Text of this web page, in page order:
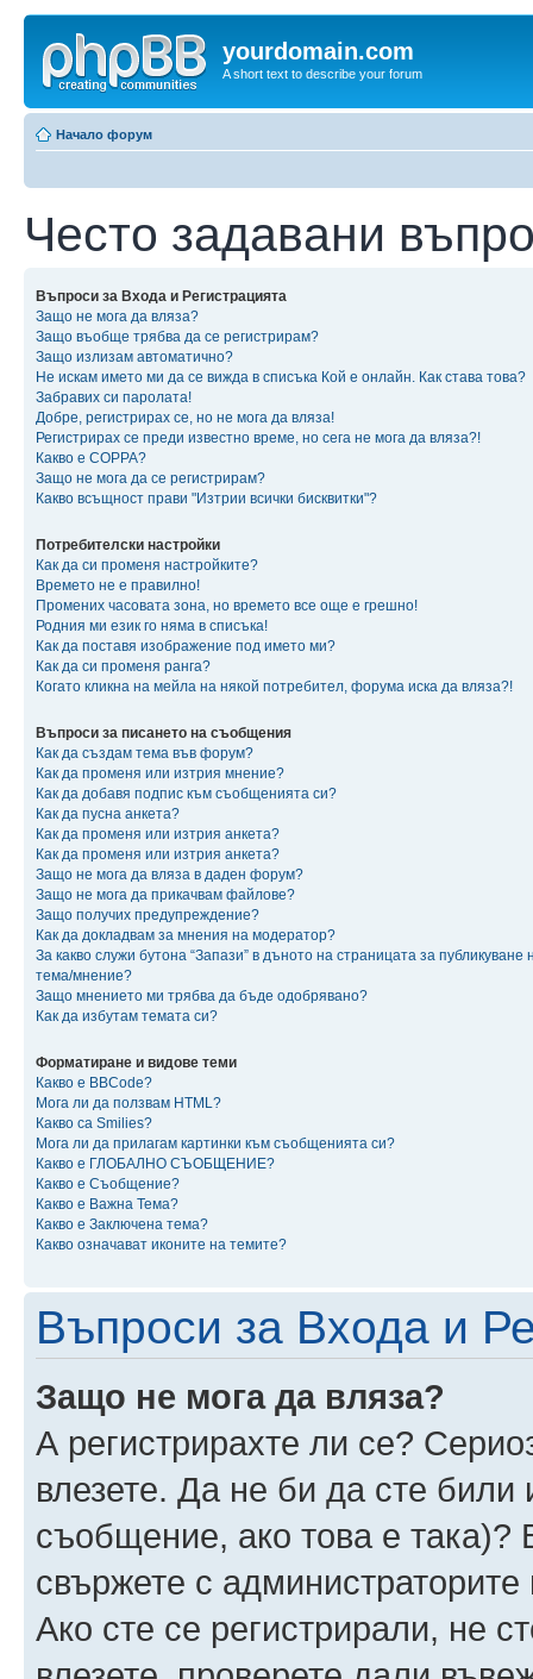
yourdomain.com
A short text to describe your forum
Начало форум
Често задавани
Въпроси за Входа и Регистрацията
Защо не мога да вляза?
Защо въобще трябва да се регистрирам?
Защо излизам автоматично?
Не искам името ми да се вижда в списъка Кой е онлайн. Как става това?
Забравих си паролата!
Добре, регистрирах се, но не мога да вляза!
Регистрирах се преди известно време, но сега не мога да вляза?!
Какво е COPPA?
Защо не мога да се регистрирам?
Какво всъщност прави "Изтрии всички бисквитки"?
Потребителски настройки
Как да си променя настройките?
Времето не е правилно!
Промених часовата зона, но времето все още е грешно!
Родния ми език го няма в списъка!
Как да поставя изображение под името ми?
Как да си променя ранга?
Когато кликна на мейла на някой потребител, форума иска да вляза?!
Въпроси за писането на съобщения
Как да създам тема във форум?
Как да променя или изтрия мнение?
Как да добавя подпис към съобщенията си?
Как да пусна анкета?
Как да променя или изтрия анкета?
Как да променя или изтрия анкета?
Защо не мога да вляза в даден форум?
Защо не мога да прикачвам файлове?
Защо получих предупреждение?
Как да докладвам за мнения на модератор?
За какво служи бутона “Запази” в дъното на страницата за публикуване
тема/мнение?
Защо мнението ми трябва да бъде одобрявано?
Как да избутам темата си?
Форматиране и видове теми
Какво е BBCode?
Мога ли да ползвам HTML?
Какво са Smilies?
Мога ли да прилагам картинки към съобщенията си?
Какво е ГЛОБАЛНО СЪОБЩЕНИЕ?
Какво е Съобщение?
Какво е Важна Тема?
Какво е Заключена тема?
Какво означават иконите на темите?
Въпроси за Входа и
Защо не мога да вляза?
А регистрирахте ли се?
влезете. Да не би да сте
съобщение, ако това е така)?
свържете с
Ако сте се регистрирали, не